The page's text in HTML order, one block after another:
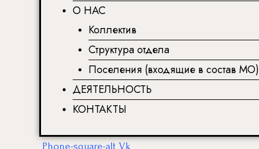
О НАС
Коллектив
Структура отдела
Поселения (входящие в состав МО)
ДЕЯТЕЛЬНОСТЬ
КОНТАКТЫ
Phone-square-alt Vk